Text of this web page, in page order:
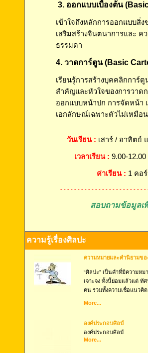
3. ออกแบบเบื้องต้น
เข้าใจถึงหลักการออกแบบสิ่
เสริมสร้างจินตนาการและ ค
ธรรมดา
4. วาดการ์ตูน (Basic
เรียนรู้การสร้างบุคคลิกการ์
สำคัญและหัวใจของการวาด
ออกแบบหน้าปก การจัดหน้า
เอกลักษณ์เฉพาะตัวไม่เหมือ
วันเรียน : เสาร์ / อาทิตย์
เวลาเรียน : 9.00-12.00
ค่าเรียน : 1 คอ
- - - - - - - - - - - - - - - - - - - - - - - -
สอบถามข้อมูลเ
ความรู้เรื่องศิลปะ
ความหมายและคำนิยามขอ
“ศิลปะ” เป็นคำที่มีความหม
เจาะจง ทั้งนี้ย่อมแล้วแต่
คน รวมทั้งความเชื่อแนวคิ
More...
องค์ประกอบศิลป์
องค์ประกอบศิลป์
More...